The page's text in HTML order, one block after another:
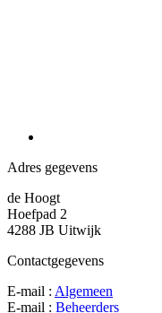
Adres gegevens
de Hoogt
Hoefpad 2
4288 JB Uitwijk
Contactgegevens
E-mail : Algemeen
E-mail : Beheerders